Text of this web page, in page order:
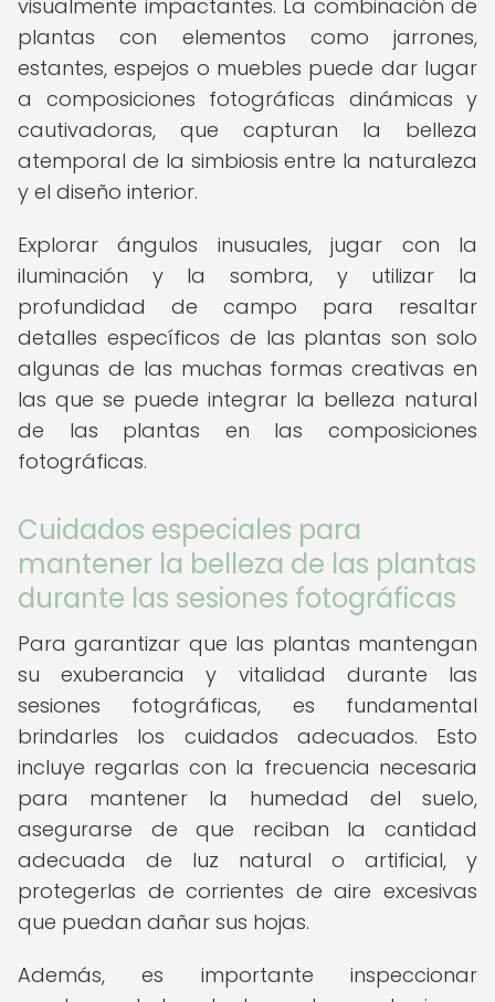
visualmente impactantes. La combinación de
plantas con elementos como jarrones,
estantes, espejos o muebles puede dar lugar
a composiciones fotográficas dinámicas y
cautivadoras, que capturan la belleza
atemporal de la simbiosis entre la naturaleza
y el diseño interior.
Explorar ángulos inusuales, jugar con la
iluminación y la sombra, y utilizar la
profundidad de campo para resaltar
detalles específicos de las plantas son solo
algunas de las muchas formas creativas en
las que se puede integrar la belleza natural
de las plantas en las composiciones
fotográficas.
Cuidados especiales para
mantener la belleza de las plantas
durante las sesiones fotográficas
Para garantizar que las plantas mantengan
su exuberancia y vitalidad durante las
sesiones fotográficas, es fundamental
brindarles los cuidados adecuados. Esto
incluye regarlas con la frecuencia necesaria
para mantener la humedad del suelo,
asegurarse de que reciban la cantidad
adecuada de luz natural o artificial, y
protegerlas de corrientes de aire excesivas
que puedan dañar sus hojas.
Además, es importante inspeccionar